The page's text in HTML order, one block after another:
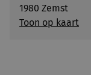
1980 Zemst
Toon op kaart